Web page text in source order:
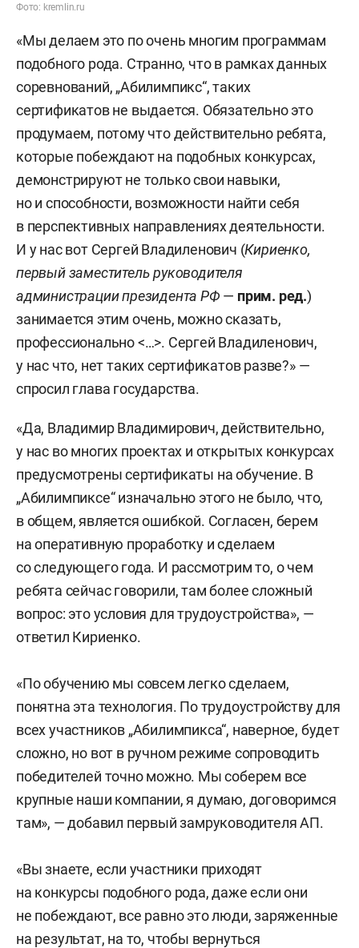
Фото: kremlin.ru
«Мы делаем это по очень многим программам
подобного рода. Странно, что в рамках данных
соревнований, „Абилимпикс“, таких
сертификатов не выдается. Обязательно это
продумаем, потому что действительно ребята,
которые побеждают на подобных конкурсах,
демонстрируют не только свои навыки,
но и способности, возможности найти себя
в перспективных направлениях деятельности.
И у нас вот Сергей Владиленович (Кириенко,
первый заместитель руководителя
администрации президента РФ — прим. ред.)
занимается этим очень, можно сказать,
профессионально <…>. Сергей Владиленович,
у нас что, нет таких сертификатов разве?» —
спросил глава государства.
«Да, Владимир Владимирович, действительно,
у нас во многих проектах и открытых конкурсах
предусмотрены сертификаты на обучение. В
„Абилимпиксе“ изначально этого не было, что,
в общем, является ошибкой. Согласен, берем
на оперативную проработку и сделаем
со следующего года. И рассмотрим то, о чем
ребята сейчас говорили, там более сложный
вопрос: это условия для трудоустройства», —
ответил Кириенко.
«По обучению мы совсем легко сделаем,
понятна эта технология. По трудоустройству для
всех участников „Абилимпикса“, наверное, будет
сложно, но вот в ручном режиме сопроводить
победителей точно можно. Мы соберем все
крупные наши компании, я думаю, договоримся
там», — добавил первый замруководителя АП.
«Вы знаете, если участники приходят
на конкурсы подобного рода, даже если они
не побеждают, все равно это люди, заряженные
на результат, на то, чтобы вернуться